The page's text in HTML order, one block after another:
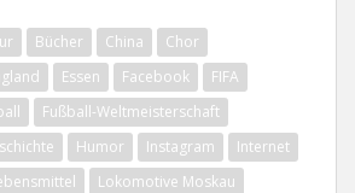
Bücher China
Chor
Essen Facebook
FIFA
Fußball-Weltmeisterschaft
Humor Instagram
Internet
Lokomotive Moskau